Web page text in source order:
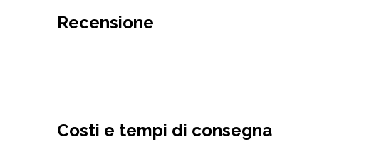
Recensione
Costi e tempi di consegna